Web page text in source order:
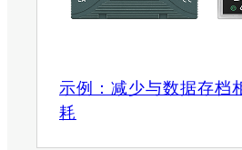
示例：减少与数据存档
耗